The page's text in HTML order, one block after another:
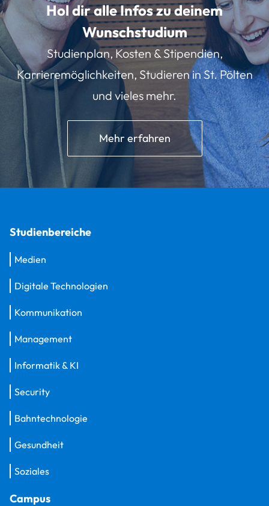
Hol dir alle Infos zu deinem
Wunschstudium
Studienplan, Kosten & Stipendien,
Karrieremöglichkeiten, Studieren in St. Pölten
und vieles mehr.
Mehr erfahren
Studienbereiche
Medien
Digitale Technologien
Kommunikation
Management
Informatik & KI
Security
Bahntechnologie
Gesundheit
Soziales
Campus